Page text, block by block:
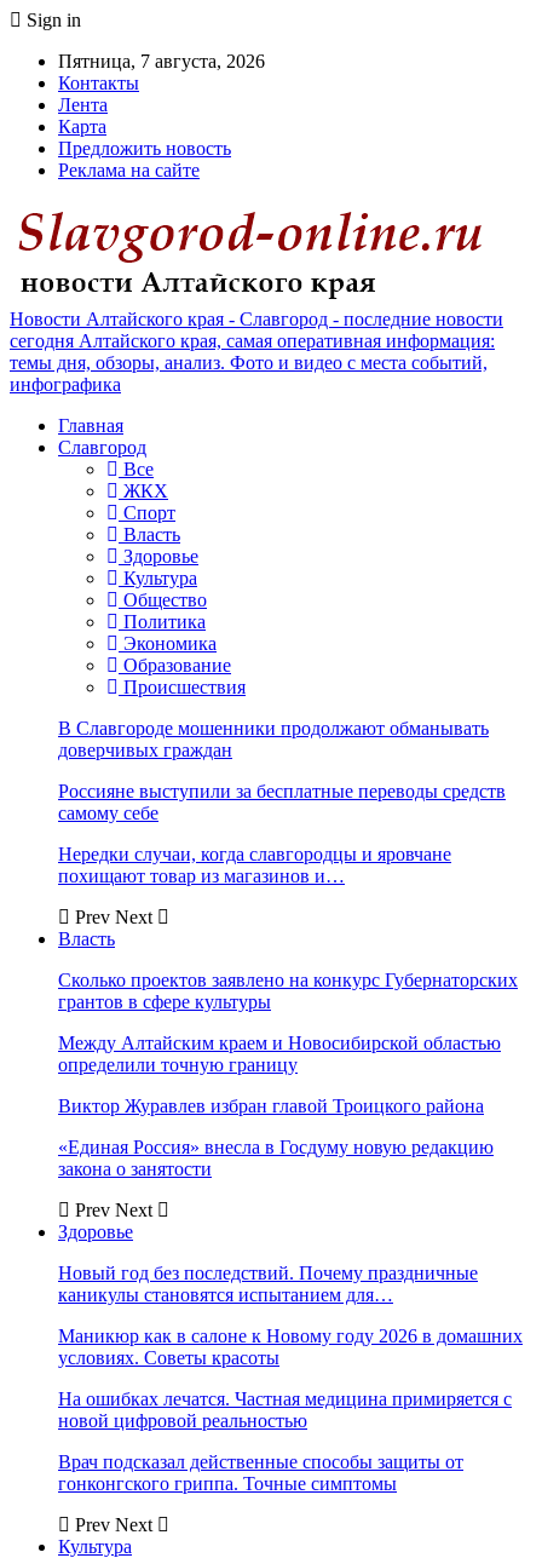
Sign in
Пятница, 7 августа, 2026
Контакты
Лента
Карта
Предложить новость
Реклама на сайте
Новости Алтайского края - Славгород - последние новости
сегодня Алтайского края, самая оперативная информация:
темы дня, обзоры, анализ. Фото и видео с места событий,
инфографика
Главная
Славгород
Все
ЖКХ
Спорт
Власть
Здоровье
Культура
Общество
Политика
Экономика
Образование
Происшествия
В Славгороде мошенники продолжают обманывать
доверчивых граждан
Россияне выступили за бесплатные переводы средств
самому себе
Нередки случаи, когда славгородцы и яровчане
похищают товар из магазинов и…
Prev Next
Власть
Сколько проектов заявлено на конкурс Губернаторских
грантов в сфере культуры
Между Алтайским краем и Новосибирской областью
определили точную границу
Виктор Журавлев избран главой Троицкого района
«Единая Россия» внесла в Госдуму новую редакцию
закона о занятости
Prev Next
Здоровье
Новый год без последствий. Почему праздничные
каникулы становятся испытанием для…
Маникюр как в салоне к Новому году 2026 в домашних
условиях. Советы красоты
На ошибках лечатся. Частная медицина примиряется с
новой цифровой реальностью
Врач подсказал действенные способы защиты от
гонконгского гриппа. Точные симптомы
Prev Next
Культура